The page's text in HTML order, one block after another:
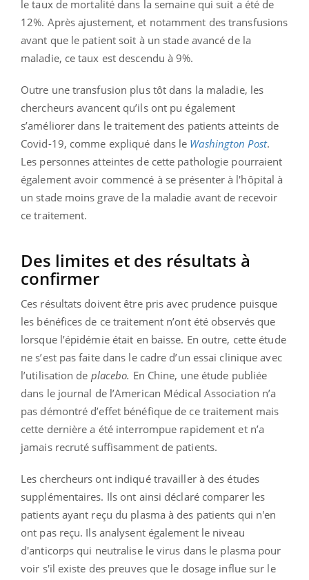
le taux de mortalité dans la semaine qui suit a été de
12%. Après ajustement, et notamment des transfusions
avant que le patient soit à un stade avancé de la
maladie, ce taux est descendu à 9%.
Outre une transfusion plus tôt dans la maladie, les
chercheurs avancent qu’ils ont pu également
s’améliorer dans le traitement des patients atteints de
Covid-19, comme expliqué dans le Washington Post.
Les personnes atteintes de cette pathologie pourraient
également avoir commencé à se présenter à l'hôpital à
un stade moins grave de la maladie avant de recevoir
ce traitement.
Des limites et des résultats à
confirmer
Ces résultats doivent être pris avec prudence puisque
les bénéfices de ce traitement n’ont été observés que
lorsque l’épidémie était en baisse. En outre, cette étude
ne s’est pas faite dans le cadre d’un essai clinique avec
l’utilisation de placebo. En Chine, une étude publiée
dans le journal de l’American Médical Association n’a
pas démontré d’effet bénéfique de ce traitement mais
cette dernière a été interrompue rapidement et n’a
jamais recruté suffisamment de patients.
Les chercheurs ont indiqué travailler à des études
supplémentaires. Ils ont ainsi déclaré comparer les
patients ayant reçu du plasma à des patients qui n'en
ont pas reçu. Ils analysent également le niveau
d'anticorps qui neutralise le virus dans le plasma pour
voir s'il existe des preuves que le dosage influe sur le